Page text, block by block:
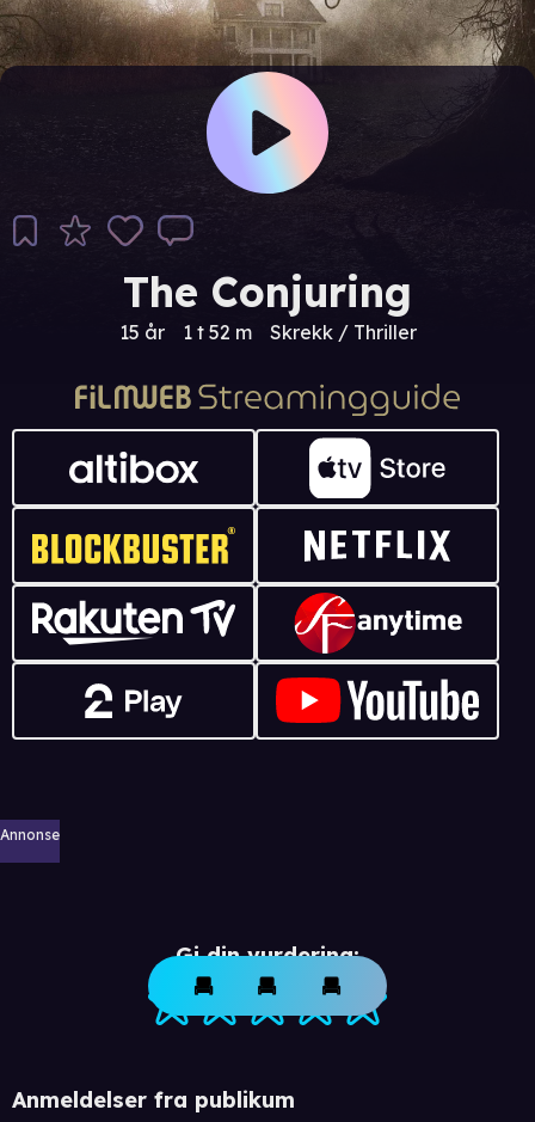
The Conjuring
15 år 1 t 52 m Skrekk / Thriller
Annonse
Gi din vurdering:
Anmeldelser fra publikum